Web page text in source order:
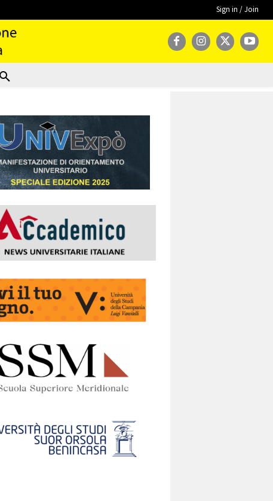
Sign in / Join